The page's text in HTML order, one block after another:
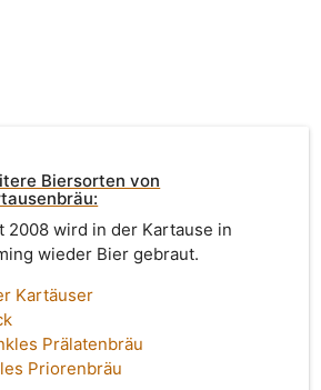
Biersorten von
2008 wird in der Kartause in
wieder Bier gebraut.
Kartäuser
Prälatenbräu
Priorenbräu